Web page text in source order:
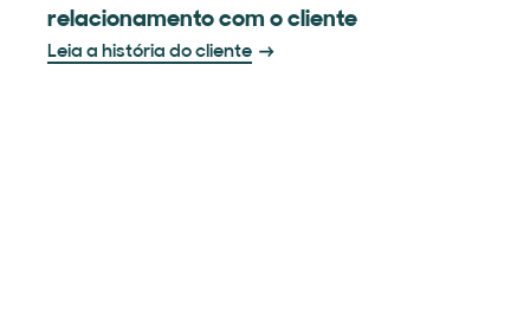
relacionamento com o cliente
Leia a história do cliente